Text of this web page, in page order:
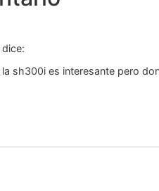
dice:
sh300i es interesante pero